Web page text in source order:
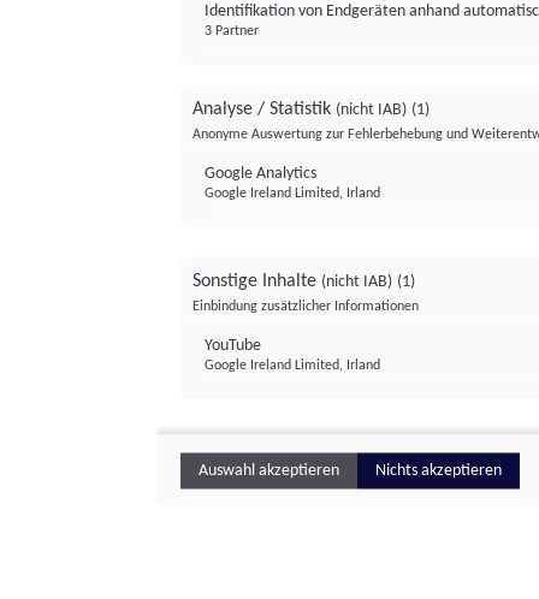
Identifikation von Endgeräten anhand
3 Partner
Analyse / Statistik (nicht IAB) (1)
Anonyme Auswertung zur Fehlerbehebung und
Google Analytics
Google Ireland Limited, Irland
Sonstige Inhalte (nicht IAB) (1)
Einbindung zusätzlicher Informationen
YouTube
Google Ireland Limited, Irland
Auswahl akzeptieren Nichts akzeptieren